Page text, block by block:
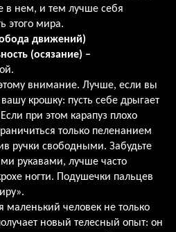
в нем, и тем лучше себя
этого мира.
движений)
(осязание) –
внимание. Лучше, если вы
крошку: пусть себе дрыгает
при этом карапуз плохо
только пеленанием
ручки свободными. Забудьте
рукавами, лучше часто
ногти. Подушечки пальцев
человек не только
новый телесный опыт: он